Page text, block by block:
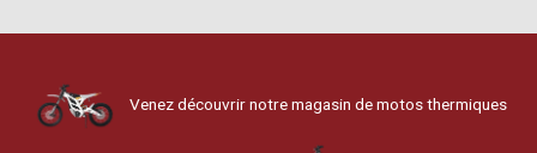
Venez découvrir notre magasin de motos thermiques